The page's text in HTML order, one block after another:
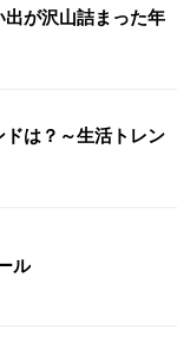
が沢山詰まった年
は？～生活トレン
ル